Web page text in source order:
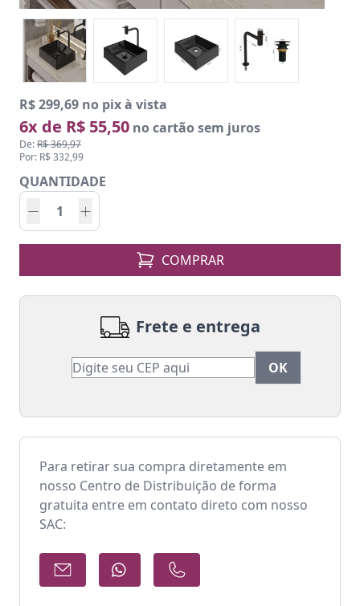
R$ 299,69 no pix à vista
6x de R$ 55,50 no cartão sem juros
De:R$ 369,97
Por: R$ 332,99
QUANTIDADE
COMPRAR
Frete e entrega
Para retirar sua compra diretamente em
nosso Centro de Distribuição de forma
gratuita entre em contato direto com nosso
SAC: